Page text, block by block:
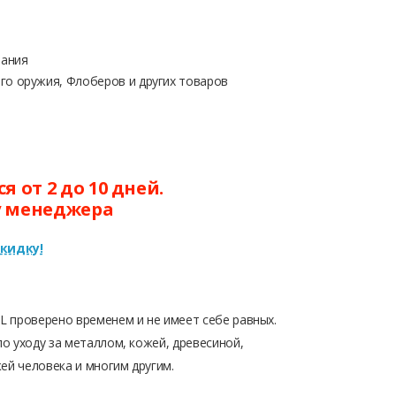
оружия, Флоберов и других товаров
от 2 до 10 дней.
менеджера
проверено временем и не имеет себе равных.
уходу за металлом, кожей, древесиной,
человека и многим другим.